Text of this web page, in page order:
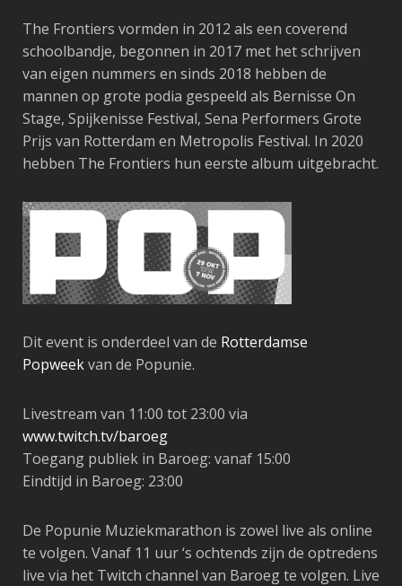
The Frontiers vormden in 2012 als een coverend
schoolbandje, begonnen in 2017 met het schrijven
van eigen nummers en sinds 2018 hebben de
mannen op grote podia gespeeld als Bernisse On
Stage, Spijkenisse Festival, Sena Performers Grote
Prijs van Rotterdam en Metropolis Festival. In 2020
hebben The Frontiers hun eerste album uitgebracht.
Dit event is onderdeel van de Rotterdamse
Popweekvan de Popunie.
Livestream van 11:00 tot 23:00 via
www.twitch.tv/baroeg
Toegang publiek in Baroeg: vanaf 15:00
Eindtijd in Baroeg: 23:00
De Popunie Muziekmarathon is zowel live als online
te volgen. Vanaf 11 uur ‘s ochtends zijn de optredens
live via het Twitch channel van Baroeg te volgen. Live